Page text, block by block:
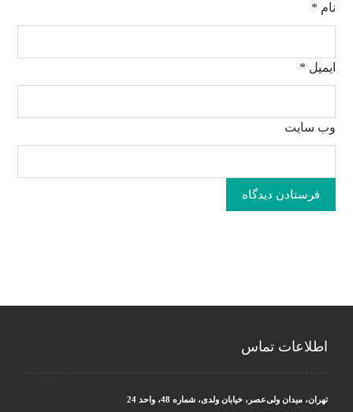
نام *
ایمیل *
وب‌ سایت
فرستادن دیدگاه
اطلاعات تماس
تهران، میدان ولی‌عصر، خیابان ولدی، شماره 48، واحد 24